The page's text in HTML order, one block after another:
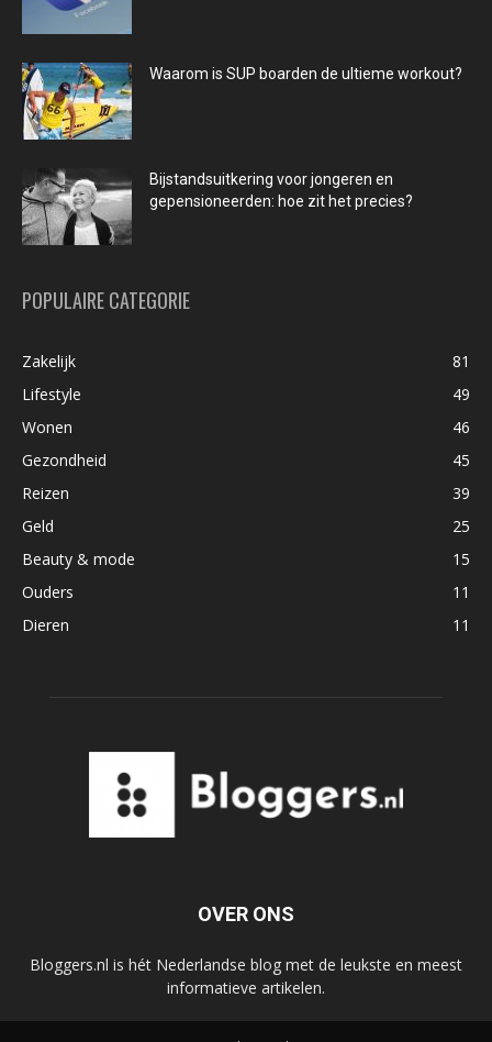
Waarom is SUP boarden de ultieme workout?
Bijstandsuitkering voor jongeren en
gepensioneerden: hoe zit het precies?
POPULAIRE CATEGORIE
Zakelijk
81
Lifestyle
49
Wonen
46
Gezondheid
45
Reizen
39
Geld
25
Beauty & mode
15
Ouders
11
Dieren
11
OVER ONS
Bloggers.nl is hét Nederlandse blog met de leukste en meest
informatieve artikelen.